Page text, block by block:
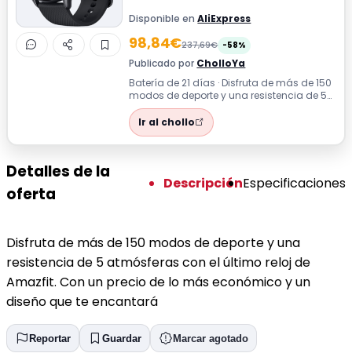
Disponible enAliExpress
98,84€237,69€ -58%
Publicado por CholloYa
Batería de 21 días · Disfruta de más de 150
modos de deporte y una resistencia de 5
atmósferas con el último reloj de...
Ir al chollo
Detalles de la
oferta
DescripciónEspecificaciones
Disfruta de más de 150 modos de deporte y una
resistencia de 5 atmósferas con el último reloj de
Amazfit. Con un precio de lo más económico y un
diseño que te encantará
Reportar Guardar Marcar agotado